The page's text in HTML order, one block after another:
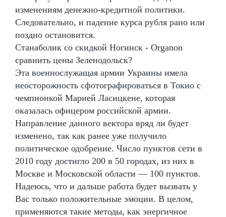
изменениям денежно-кредитной политики.
Следовательно, и падение курса рубля рано или
поздно остановится.
Станаболик со скидкой Ногинск - Organon
сравнить цены Зеленодольск?
Эта военнослужащая армии Украины имела
неосторожность сфотографироваться в Токио с
чемпионкой Марией Ласицкене, которая
оказалась офицером российской армии.
Направление данного вектора вряд ли будет
изменено, так как ранее уже получило
политическое одобрение. Число пунктов сети в
2010 году достигло 200 в 50 городах, из них в
Москве и Московской области — 100 пунктов.
Надеюсь, что и дальше работа будет вызвать у
Вас только положительные эмоции. В целом,
применяются такие методы, как энергичное